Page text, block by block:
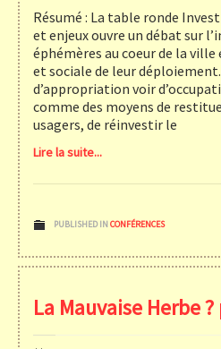
Résumé : La table ronde
et enjeux ouvre un débat sur
éphémères au coeur de la
et sociale de leur
d’appropriation voir
comme des moyens de
usagers, de réinvestir le
Lire la suite...
PUBLISHED INCONFÉRENCES
La Mauvaise Herbe